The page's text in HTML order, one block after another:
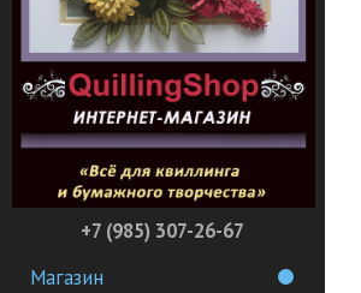
+7 (985) 307-26-67
Магазин